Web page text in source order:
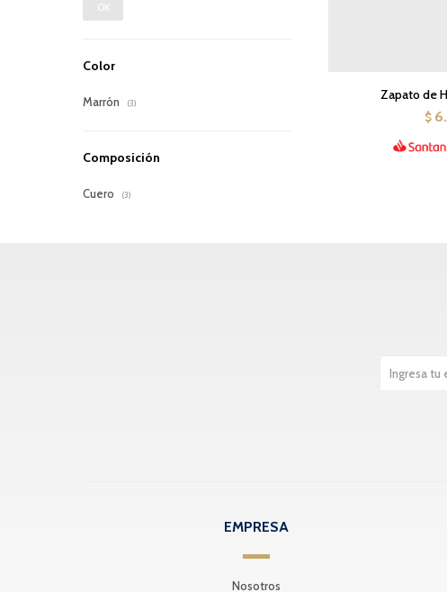
Zapato de
$
OK
Color
Marrón (3)
Composición
Cuero (3)
EMPRESA
Nosotros